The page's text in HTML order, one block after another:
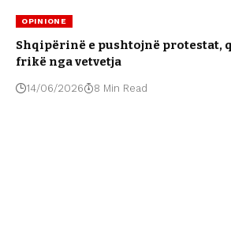
OPINIONE
Shqipërinë e pushtojnë protestat,
frikë nga vetvetja
14/06/2026 8 Min Read